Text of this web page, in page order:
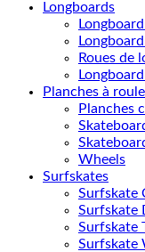
Longboards
Roues de
Planches à
Planches
Wheels
Surfskates
Surfskate
Surfskate
Surfskate
Surfskate